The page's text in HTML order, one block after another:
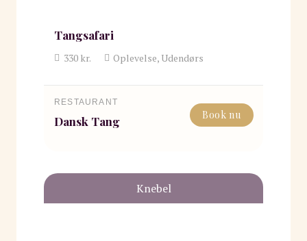
Tangsafari
330kr. Oplevelse, Udendørs
RESTAURANT
Dansk Tang Book nu
Knebel